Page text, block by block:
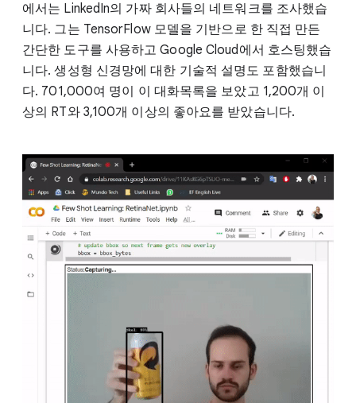
에서는 LinkedIn의 가짜 회사들의 네트워크를 조사했습
니다. 그는 TensorFlow 모델을 기반으로 한 직접 만든
간단한 도구를 사용하고 Google Cloud에서 호스팅했습
니다. 생성형 신경망에 대한 기술적 설명도 포함했습니
다. 701,000여 명이 이 대화목록을 보았고 1,200개 이
상의 RT와 3,100개 이상의 좋아요를 받았습니다.